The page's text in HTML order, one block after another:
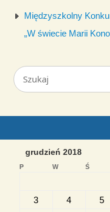
Międzyszkolny
„W świecie Marii
grudzień 2018
P W Ś
3
4 5